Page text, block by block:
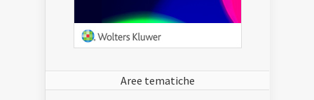
Aree tematiche